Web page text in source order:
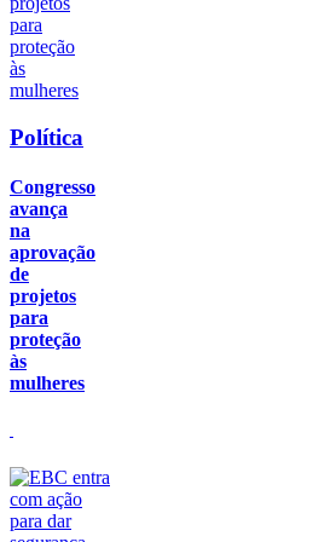
Política
Congresso
avança
na
aprovação
de
projetos
para
proteção
às
mulheres